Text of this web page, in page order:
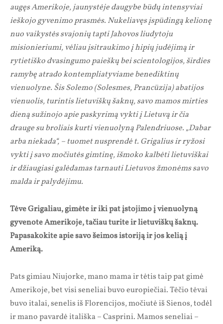
augęs Amerikoje, jaunystėje daugybe būdų intensyviai
ieškojo gyvenimo prasmės. Nukeliavęs įspūdingą kelionę
nuo vaikystės svajonių tapti Jahovos liudytoju
misionieriumi, vėliau įsitraukimo į hipių judėjimą ir
rytietiško dvasingumo paieškų bei scientologijos, širdies
ramybę atrado kontempliatyviame benediktinų
vienuolyne. Šis Solemo (Solesmes, Prancūzija) abatijos
vienuolis, turintis lietuviškų šaknų, savo mamos mirties
dieną sužinojo apie paskyrimą vykti į Lietuvą ir čia
drauge su broliais kurti vienuolyną Palendriuose. „Dabar
arba niekada“, – tuomet nusprendė t. Grigalius ir ryžosi
vykti į savo močiutės gimtinę, išmoko kalbėti lietuviškai
ir džiaugiasi galėdamas tarnauti Lietuvos žmonėms savo
malda ir palydėjimu.
Tėve Grigaliau, gimėte ir iki pat įstojimo į vienuolyną
gyvenote Amerikoje, tačiau turite ir lietuviškų šaknų.
Papasakokite apie savo šeimos istoriją ir jos kelią į
Ameriką.
Pats gimiau Niujorke, mano mama ir tėtis taip pat gimė
Amerikoje, bet visi seneliai buvo europiečiai. Tėčio tėvai
buvo italai, senelis iš Florencijos, močiutė iš Sienos, todėl
ir mano pavardė itališka – Casprini. Mamos seneliai –